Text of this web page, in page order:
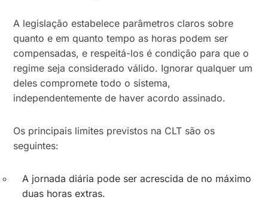
A legislação estabelece parâmetros claros sobre
quanto e em quanto tempo as horas podem ser
compensadas, e respeitá-los é condição para que o
regime seja considerado válido. Ignorar qualquer um
deles compromete todo o sistema,
independentemente de haver acordo assinado.
Os principais limites previstos na CLT são os
seguintes:
A jornada diária pode ser acrescida de no máximo
duas horas extras.